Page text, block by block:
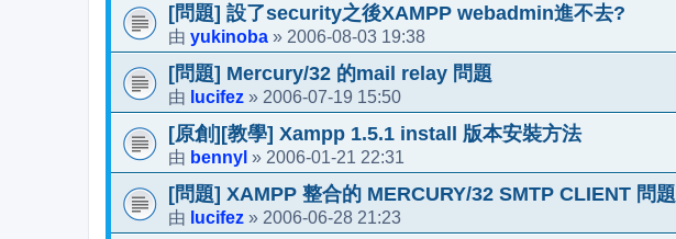
[問題] 設了security之後XAMPP webadmin進不去?
由 yukinoba » 2006-08-03 19:38
[問題] Mercury/32 的mail relay 問題
由 lucifez » 2006-07-19 15:50
[原創][教學] Xampp 1.5.1 install 版本安裝方法
由 bennyl » 2006-01-21 22:31
[問題] XAMPP 整合的 MERCURY/32 SMTP CLIENT 問題
由 lucifez » 2006-06-28 21:23